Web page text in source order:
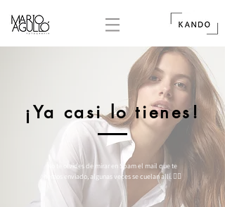
¡Ya casi lo tienes!
No te olvides de mirar en Spam el mail que te
hemos enviado, algunas veces se cuelan allí. ✌🏼